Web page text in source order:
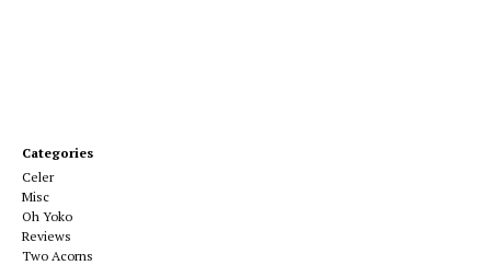
Categories
Celer
Misc
Oh Yoko
Reviews
Two Acorns